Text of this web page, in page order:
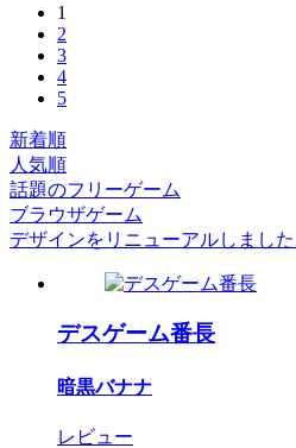
1
2
3
4
5
新着順
人気順
話題のフリーゲーム
ブラウザゲーム
デザインをリニューアルしました
デスゲーム番長
暗黒バナナ
レビュー